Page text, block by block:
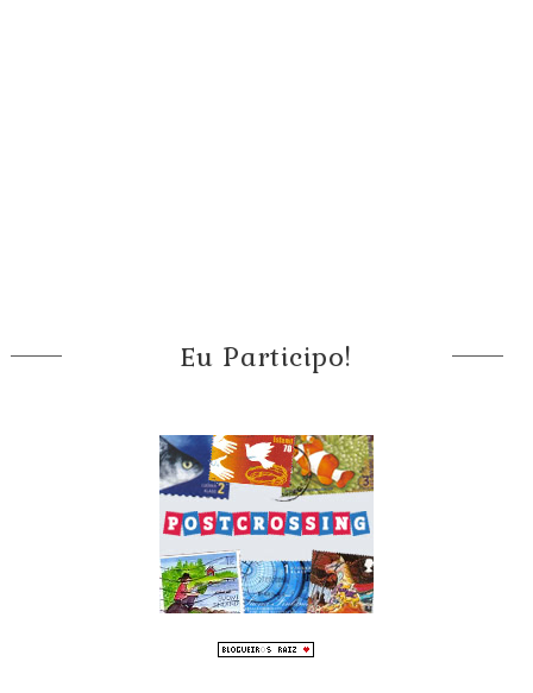
Eu Participo!